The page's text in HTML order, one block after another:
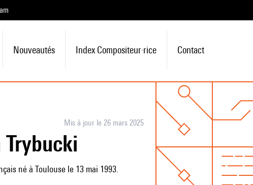
Nouveautés Index Compositeur·rice Contact
Mis à jour le 26 mars 2025
Trybucki
né à Toulouse le 13 mai 1993.